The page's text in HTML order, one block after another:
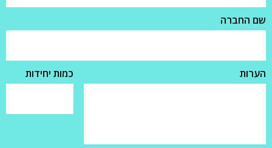
שם החברה
הערות כמות יחידות